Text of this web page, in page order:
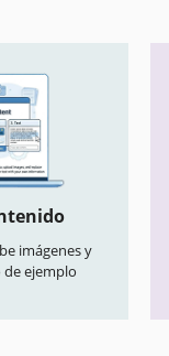
imágenes y
ejemplo